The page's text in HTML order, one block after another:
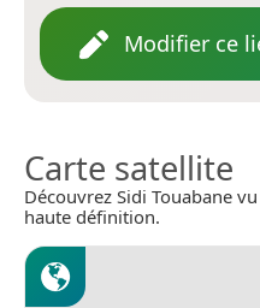
Modifier ce
Carte satellite
Découvrez Sidi Touabane
haute définition.